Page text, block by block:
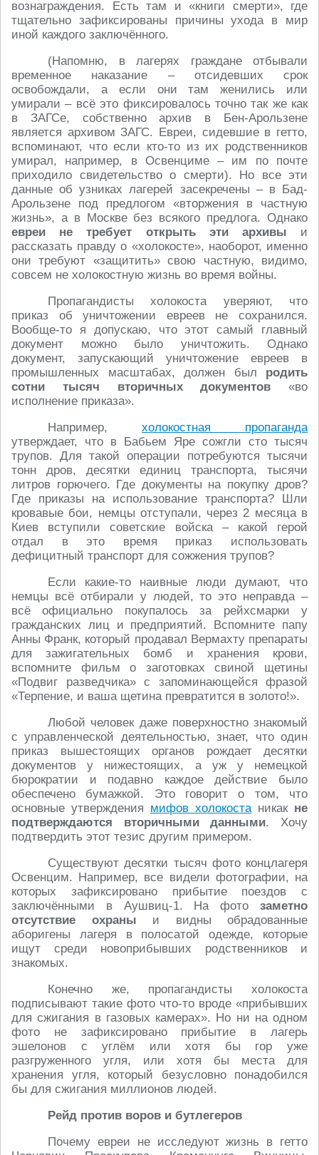
вознаграждения. Есть там и «книги смерти», где
тщательно зафиксированы причины ухода в мир
иной каждого заключённого.
(Напомню, в лагерях граждане отбывали
временное наказание – отсидевших срок
освобождали, а если они там женились или
умирали – всё это фиксировалось точно так же как
в ЗАГСе, собственно архив в Бен-Арользене
является архивом ЗАГС. Евреи, сидевшие в гетто,
вспоминают, что если кто-то из их родственников
умирал, например, в Освенциме – им по почте
приходило свидетельство о смерти). Но все эти
данные об узниках лагерей засекречены – в Бад-
Арользене под предлогом «вторжения в частную
жизнь», а в Москве без всякого предлога. Однако
евреи не требует открыть эти архивы и
рассказать правду о «холокосте», наоборот, именно
они требуют «защитить» свою частную, видимо,
совсем не холокостную жизнь во время войны.
Пропагандисты холокоста уверяют, что
приказ об уничтожении евреев не сохранился.
Вообще-то я допускаю, что этот самый главный
документ можно было уничтожить. Однако
документ, запускающий уничтожение евреев в
промышленных масштабах, должен был родить
сотни тысяч вторичных документов «во
исполнение приказа».
Например, холокостная пропаганда
утверждает, что в Бабьем Яре сожгли сто тысяч
трупов. Для такой операции потребуются тысячи
тонн дров, десятки единиц транспорта, тысячи
литров горючего. Где документы на покупку дров?
Где приказы на использование транспорта? Шли
кровавые бои, немцы отступали, через 2 месяца в
Киев вступили советские войска – какой герой
отдал в это время приказ использовать
дефицитный транспорт для сожжения трупов?
Если какие-то наивные люди думают, что
немцы всё отбирали у людей, то это неправда –
всё официально покупалось за рейхсмарки у
гражданских лиц и предприятий. Вспомните папу
Анны Франк, который продавал Вермахту препараты
для зажигательных бомб и хранения крови,
вспомните фильм о заготовках свиной щетины
«Подвиг разведчика» с запоминающейся фразой
«Терпение, и ваша щетина превратится в золото!».
Любой человек даже поверхностно знакомый
с управленческой деятельностью, знает, что один
приказ вышестоящих органов рождает десятки
документов у нижестоящих, а уж у немецкой
бюрократии и подавно каждое действие было
обеспечено бумажкой. Это говорит о том, что
основные утверждения мифов холокостаникак не
подтверждаются вторичными данными. Хочу
подтвердить этот тезис другим примером.
Существуют десятки тысяч фото концлагеря
Освенцим. Например, все видели фотографии, на
которых зафиксировано прибытие поездов с
заключёнными в Аушвиц-1. На фото заметно
отсутствие охраны и видны обрадованные
аборигены лагеря в полосатой одежде, которые
ищут среди новоприбывших родственников и
знакомых.
Конечно же, пропагандисты холокоста
подписывают такие фото что-то вроде «прибывших
для сжигания в газовых камерах». Но ни на одном
фото не зафиксировано прибытие в лагерь
эшелонов с углём или хотя бы гор уже
разгруженного угля, или хотя бы места для
хранения угля, который безусловно понадобился
бы для сжигания миллионов людей.
Рейд против воров и бутлегеров
Почему евреи не исследуют жизнь в гетто